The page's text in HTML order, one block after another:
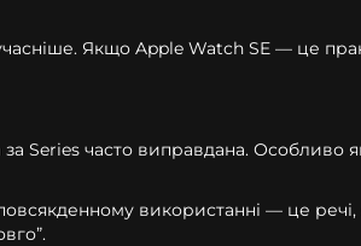
Якщо Apple Watch SE — це
часто виправдана. Особливо
використанні — це